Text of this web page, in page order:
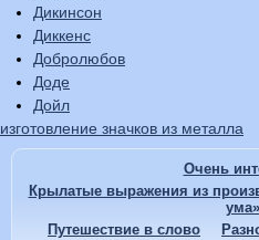
Дикинсон
Диккенс
Добролюбов
Доде
Дойл
изготовление значков из металла
Очень
Крылатые выражения из
ума»
Путешествие в слово